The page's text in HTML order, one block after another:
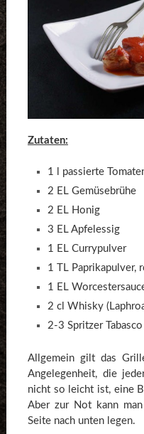
Zutaten:
1 l passierte
2 EL Gemüsebrühe
2 EL Honig
3 EL Apfelessig
1 EL Currypulver
1 TL Paprikapulver,
1 EL
2 cl Whisky
2-3 Spritzer Tabasco
Allgemein gilt das
Angelegenheit, die
nicht so leicht ist, eine
Aber zur Not kann
Seite nach unten legen.